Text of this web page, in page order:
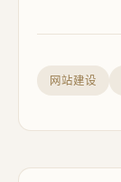
网站建设